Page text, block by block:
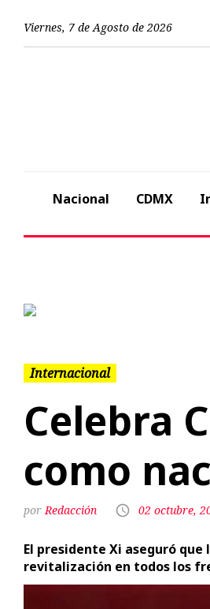
Viernes, 7 de Agosto de 2026
Nacional CDMX
Internacional
Celebra
como
Redacción 02 octubre,
El presidente Xi aseguró
revitalización en todos los